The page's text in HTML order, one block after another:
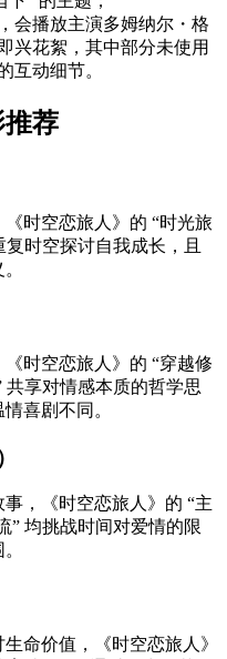
会播放主演多姆纳尔・格
兴花絮，其中部分未使用
互动细节。
推荐
时空恋旅人》的 “时光旅
时空探讨自我成长，且
时空恋旅人》的 “穿越修
共享对情感本质的哲学思
喜剧不同。
，《时空恋旅人》的 “主
” 均挑战时间对爱情的限
命价值，《时空恋旅人》